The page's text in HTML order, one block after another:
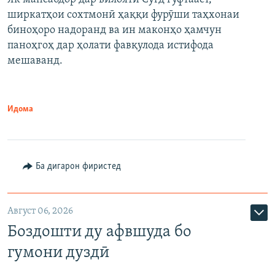
ширкатҳои сохтмонӣ ҳаққи фурӯши таҳхонаи
биноҳоро надоранд ва ин маконҳо ҳамчун
паноҳгоҳ дар ҳолати фавқулода истифода
мешаванд.
Идома
Ба дигарон фиристед
Август 06, 2026
Боздошти ду афвшуда бо
гумони дуздӣ